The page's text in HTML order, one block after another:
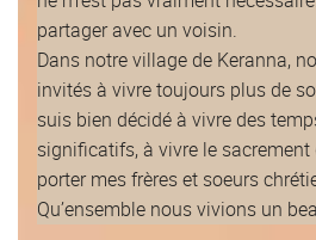
partager avec un voisin.
Dans notre village de Keranna,
invités à vivre toujours plus de
suis bien décidé à vivre des
significatifs, à vivre le
porter mes frères et soeurs
Qu’ensemble nous vivions un